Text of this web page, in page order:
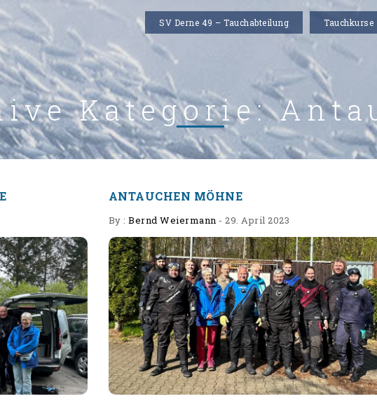
SV Derne 49 – Tauchabteilung Tauchkurse
Kategorie:
ANTAUCHEN MÖHNE
By :Bernd Weiermann -29. April 2023